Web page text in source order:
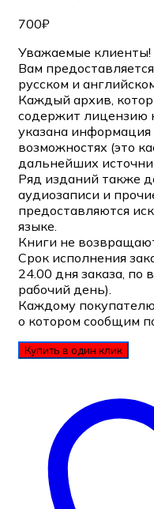
700₽
Уважаемые клиенты!
Вам
русском и
Каждый архив,
содержит лицензию
указана
возможностях (это
дальнейших
Ряд изданий также
аудиозаписи и
предоставляются
языке.
Книги не
Срок исполнения
24.00 дня заказа,
рабочий день).
Каждому
о котором сообщим
Купить в один клик